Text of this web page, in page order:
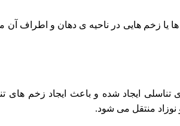
ها یا زخم هایی در ناحیه ی دهان و اطراف
ی تناسلی ایجاد شده و باعث ایجاد زخم
نوزاد منتقل می شود.